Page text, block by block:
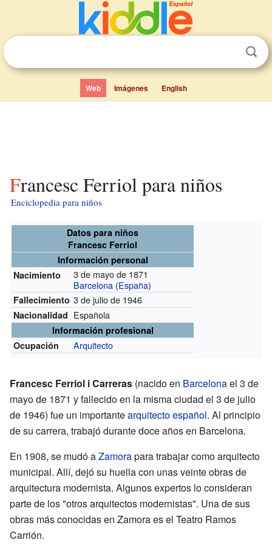
Web Imágenes English
Francesc Ferriol para niños
Enciclopedia para niños
Datos para niños
Francesc Ferriol
Información personal
Nacimiento
3 de mayo de 1871
Barcelona (España)
Fallecimiento 3 de julio de 1946
Nacionalidad Española
Información profesional
Ocupación
Arquitecto
Francesc Ferriol i Carreras (nacido en Barcelonael 3 de
mayo de 1871 y fallecido en la misma ciudad el 3 de julio
de 1946) fue un importantearquitectoespañol. Al principio
de su carrera, trabajó durante doce años en Barcelona.
En 1908, se mudó aZamorapara trabajar como arquitecto
municipal. Allí, dejó su huella con unas veinte obras de
arquitectura modernista. Algunos expertos lo consideran
parte de los "otros arquitectos modernistas". Una de sus
obras más conocidas en Zamora es el Teatro Ramos
Carrión.